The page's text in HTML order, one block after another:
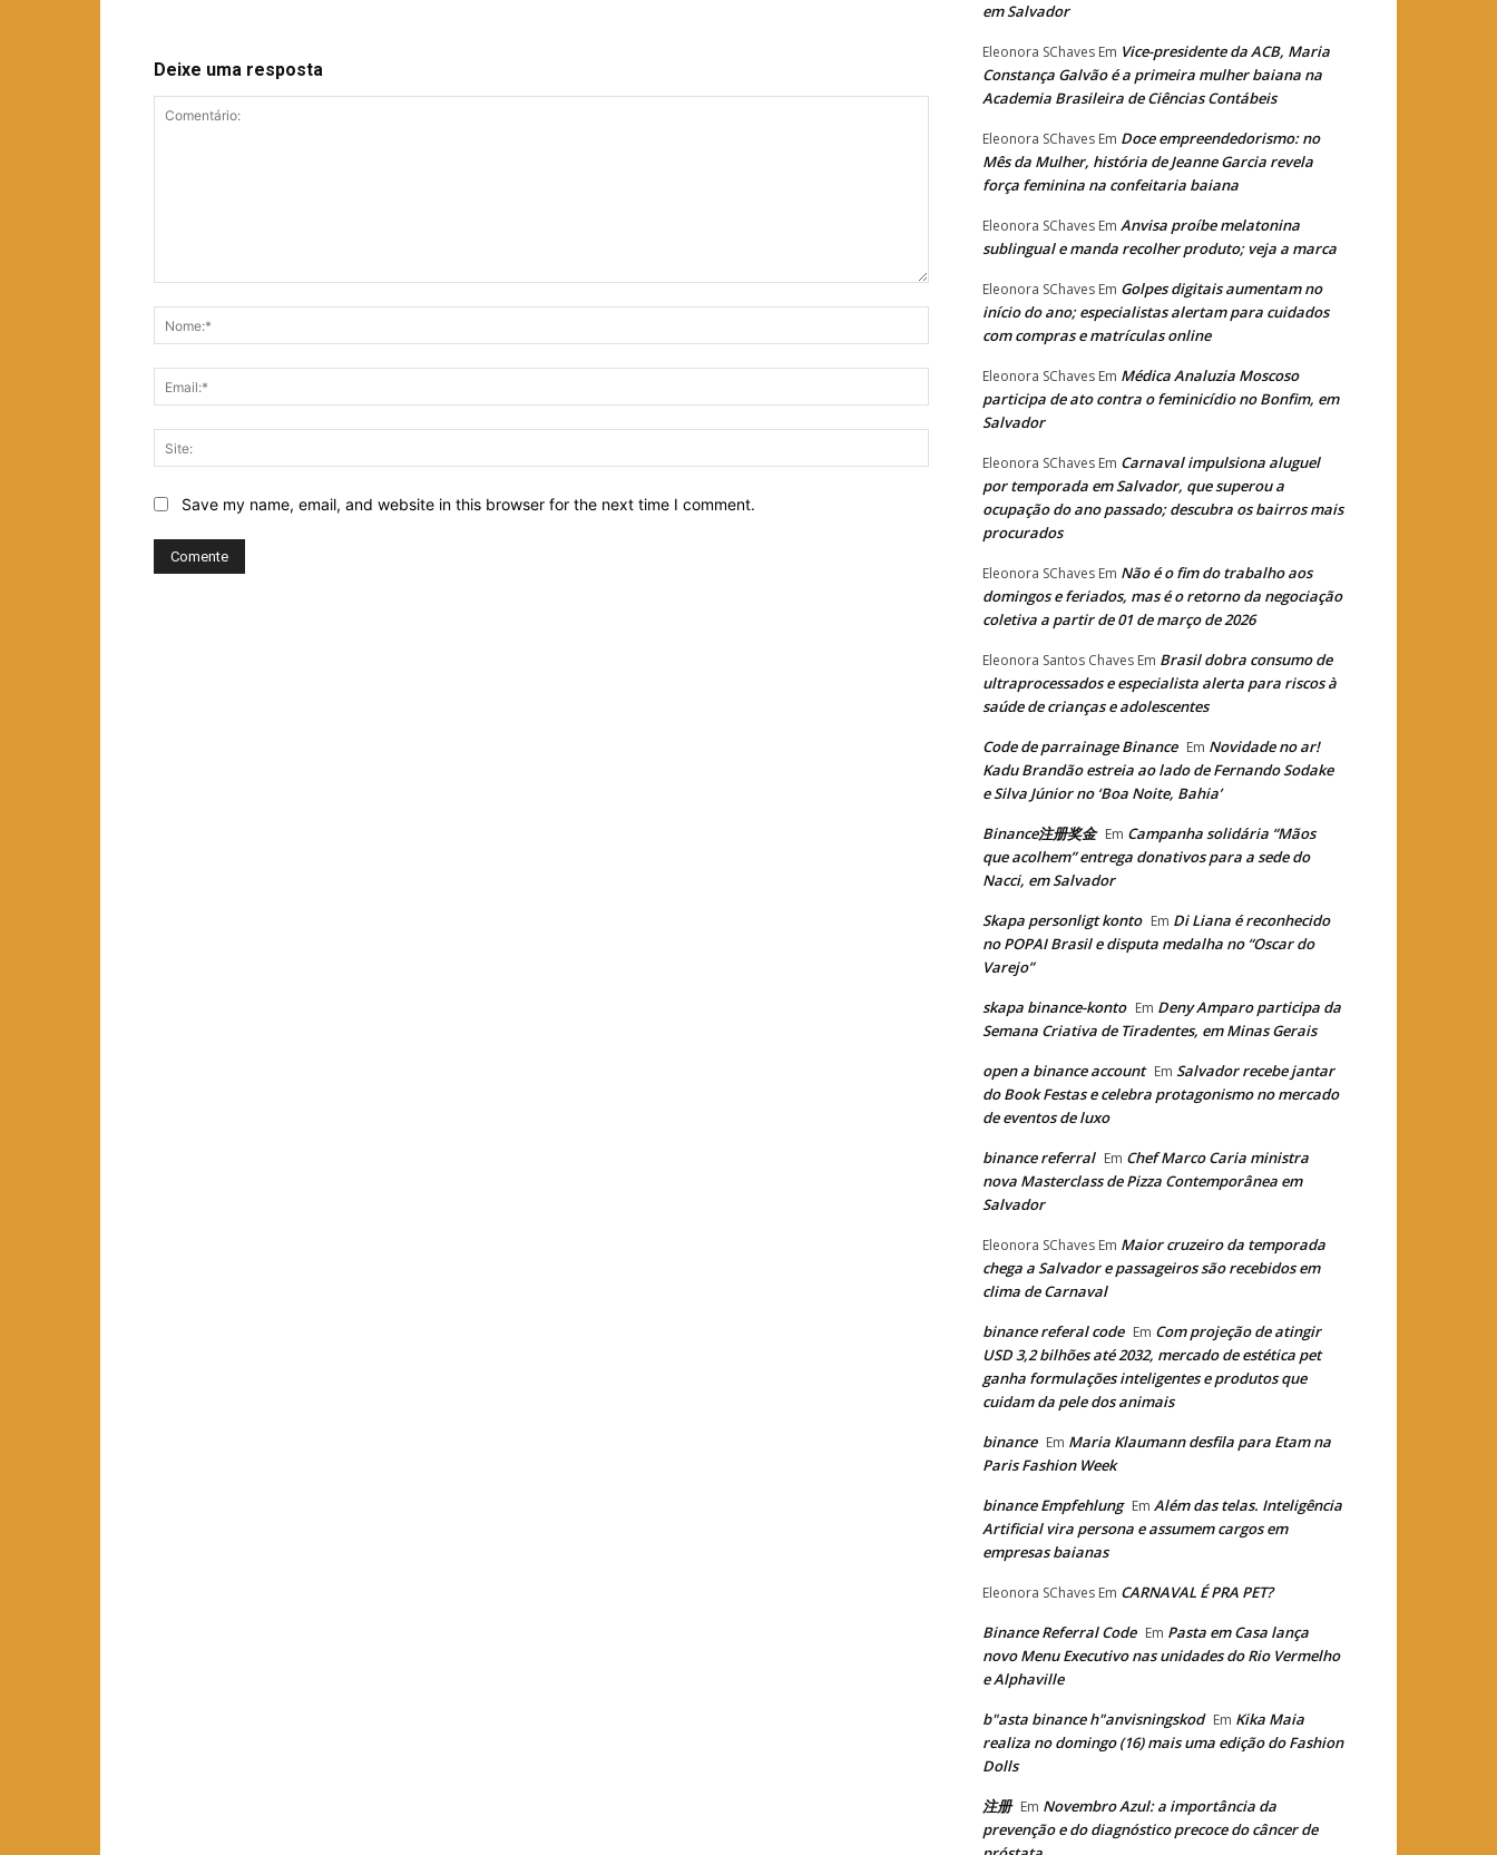
Deixe uma resposta
Save my name, email, and website in this browser for the next time I comment.
em Salvador
Eleonora SChaves Em Vice-presidente da ACB, Maria
Constança Galvão é a primeira mulher baiana na
Academia Brasileira de Ciências Contábeis
Eleonora SChaves Em Doce empreendedorismo: no
Mês da Mulher, história de Jeanne Garcia revela
força feminina na confeitaria baiana
Eleonora SChaves Em Anvisa proíbe melatonina
sublingual e manda recolher produto; veja a marca
Eleonora SChaves Em Golpes digitais aumentam no
início do ano; especialistas alertam para cuidados
com compras e matrículas online
Eleonora SChaves Em Médica Analuzia Moscoso
participa de ato contra o feminicídio no Bonfim, em
Salvador
Eleonora SChaves Em Carnaval impulsiona aluguel
por temporada em Salvador, que superou a
ocupação do ano passado; descubra os bairros mais
procurados
Eleonora SChaves Em Não é o fim do trabalho aos
domingos e feriados, mas é o retorno da negociação
coletiva a partir de 01 de março de 2026
Eleonora Santos Chaves Em Brasil dobra consumo de
ultraprocessados e especialista alerta para riscos à
saúde de crianças e adolescentes
Code de parrainage Binance Em Novidade no ar!
Kadu Brandão estreia ao lado de Fernando Sodake
e Silva Júnior no ‘Boa Noite, Bahia’
Binance注册奖金 Em Campanha solidária “Mãos
que acolhem” entrega donativos para a sede do
Nacci, em Salvador
Skapa personligt konto Em Di Liana é reconhecido
no POPAI Brasil e disputa medalha no “Oscar do
Varejo”
skapa binance-konto Em Deny Amparo participa da
Semana Criativa de Tiradentes, em Minas Gerais
open a binance account Em Salvador recebe jantar
do Book Festas e celebra protagonismo no mercado
de eventos de luxo
binance referral Em Chef Marco Caria ministra
nova Masterclass de Pizza Contemporânea em
Salvador
Eleonora SChaves Em Maior cruzeiro da temporada
chega a Salvador e passageiros são recebidos em
clima de Carnaval
binance referal code Em Com projeção de atingir
USD 3,2 bilhões até 2032, mercado de estética pet
ganha formulações inteligentes e produtos que
cuidam da pele dos animais
binance Em Maria Klaumann desfila para Etam na
Paris Fashion Week
binance Empfehlung Em Além das telas. Inteligência
Artificial vira persona e assumem cargos em
empresas baianas
Eleonora SChaves Em CARNAVAL É PRA PET?
Binance Referral Code Em Pasta em Casa lança
novo Menu Executivo nas unidades do Rio Vermelho
e Alphaville
b"asta binance h"anvisningskod Em Kika Maia
realiza no domingo (16) mais uma edição do Fashion
Dolls
注册 Em Novembro Azul: a importância da
prevenção e do diagnóstico precoce do câncer de